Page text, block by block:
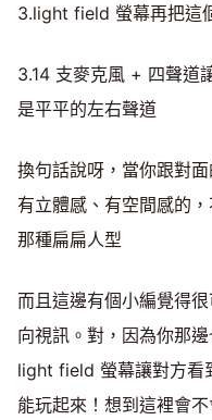
3.light field 螢幕再把這
3.14 支麥克風 + 四聲道
是平平的左右聲道
換句話說呀，當你跟對
有立體感、有空間感的
那種扁扁人型
而且這邊有個小編覺得
向視訊。對，因為你那
light field 螢幕讓對方看
能玩起來！想到這裡會